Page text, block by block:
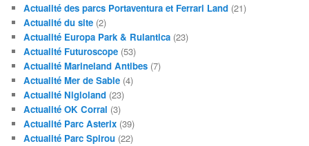
Actualité des parcs Portaventura et Ferrari Land (21)
Actualité du site (2)
Actualité Europa Park & Rulantica (23)
Actualité Futuroscope (53)
Actualité Marineland Antibes (7)
Actualité Mer de Sable (4)
Actualité Nigloland (23)
Actualité OK Corral (3)
Actualité Parc Asterix (39)
Actualité Parc Spirou (22)